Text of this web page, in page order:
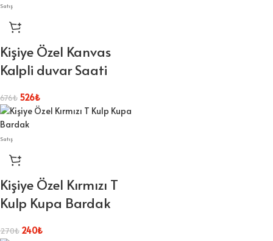
Satış
Kişiye Özel Kanvas
Kalpli duvar Saati
676₺ 526₺
Satış
Kişiye Özel Kırmızı T
Kulp Kupa Bardak
270₺ 240₺